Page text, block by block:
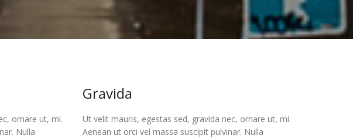
ornare ut, mi.
Nulla
Gravida
Ut velit mauris, egestas sed, gravida nec, ornare ut, mi.
Aenean ut orci vel massa suscipit pulvinar. Nulla